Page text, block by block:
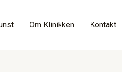
Om Klinikken Kontakt